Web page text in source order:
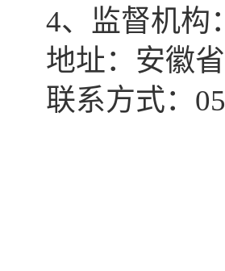
4、监督机构：
地址：安徽
联系方式：